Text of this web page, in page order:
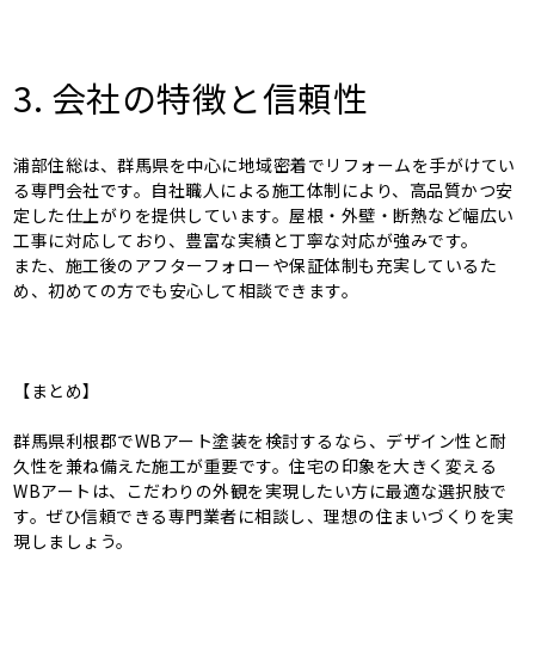
3. 会社の特徴と信頼性
浦部住総は、群馬県を中心に地域密着でリフォームを手がけてい
る専門会社です。自社職人による施工体制により、高品質かつ安
定した仕上がりを提供しています。屋根・外壁・断熱など幅広い
工事に対応しており、豊富な実績と丁寧な対応が強みです。
また、施工後のアフターフォローや保証体制も充実しているた
め、初めての方でも安心して相談できます。
【まとめ】
群馬県利根郡でWBアート塗装を検討するなら、デザイン性と耐
久性を兼ね備えた施工が重要です。住宅の印象を大きく変える
WBアートは、こだわりの外観を実現したい方に最適な選択肢で
す。ぜひ信頼できる専門業者に相談し、理想の住まいづくりを実
現しましょう。